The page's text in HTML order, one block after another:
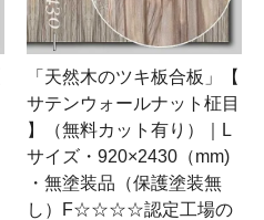
「天然木のツキ板合板」【
サテンウォールナット柾目
】（無料カット有り）｜L
サイズ・920×2430（mm)
・無塗装品（保護塗装無
し）F☆☆☆☆認定工場の